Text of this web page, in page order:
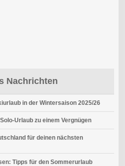
Nachrichten
in der Wintersaison 2025/26
Urlaub zu einem Vergnügen
für deinen nächsten
Tipps für den Sommerurlaub